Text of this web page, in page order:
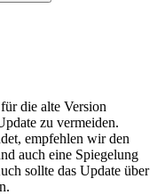
die alte Version
zu vermeiden.
empfehlen wir den
auch eine Spiegelung
sollte das Update über